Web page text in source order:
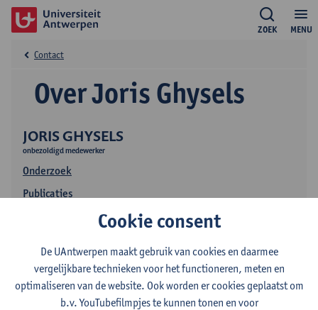
MENU
ZOEK
JORIS GHYSELS
onbezoldigd medewerker
Onderzoek
Publicaties
Over Joris Ghysels
Contact
Cookie consent
De UAntwerpen maakt gebruik van cookies en daarmee
vergelijkbare technieken voor het functioneren, meten en
optimaliseren van de website. Ook worden er cookies geplaatst om
b.v. YouTubefilmpjes te kunnen tonen en voor